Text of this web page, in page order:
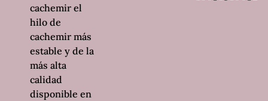
cachemir el
hilo de
cachemir más
estable y de la
más alta
calidad
disponible en